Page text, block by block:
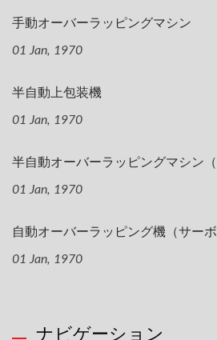
手動オーバーラッピングマシン
01 Jan, 1970
半自動上包装機
01 Jan, 1970
半自動オーバーラッピングマシン
01 Jan, 1970
自動オーバーラッピング機（サーボ
01 Jan, 1970
ナビゲーション